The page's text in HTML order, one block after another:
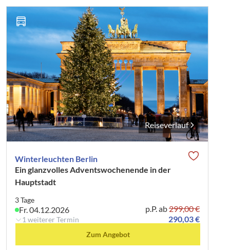
Reiseverlauf
Winterleuchten Berlin
Ein glanzvolles Adventswochenende in der
Hauptstadt
3 Tage
Fr. 04.12.2026
1 weiterer Termin
p.P. ab299,00 €
290,03 €
Zum Angebot